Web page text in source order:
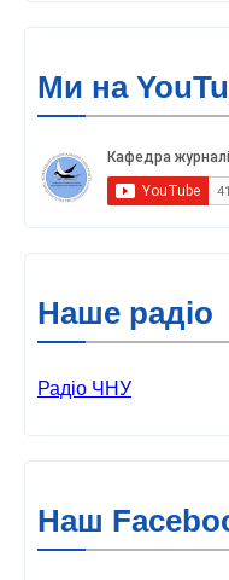
Ми на
Наше радіо
Радіо ЧНУ
Наш